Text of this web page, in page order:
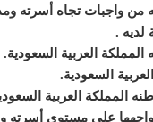
من واجبات تجاه أسرته
لديه .
العربية السعودية.
السعودية.
المملكة العربية
على مستوى أسرته